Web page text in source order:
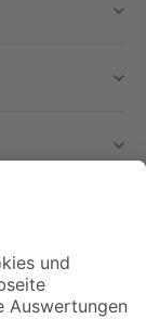
verpassen!